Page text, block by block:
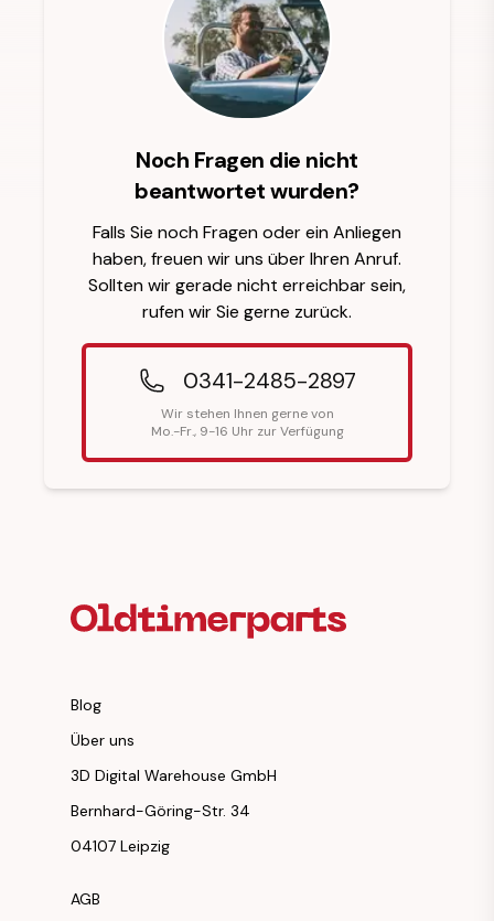
Noch Fragen die nicht
beantwortet wurden?
Falls Sie noch Fragen oder ein Anliegen
haben, freuen wir uns über Ihren Anruf.
Sollten wir gerade nicht erreichbar sein,
rufen wir Sie gerne zurück.
0341-2485-2897
Wir stehen Ihnen gerne von
Mo.-Fr., 9-16 Uhr zur Verfügung
Blog
Über uns
3D Digital Warehouse GmbH
Bernhard-Göring-Str. 34
04107 Leipzig
AGB